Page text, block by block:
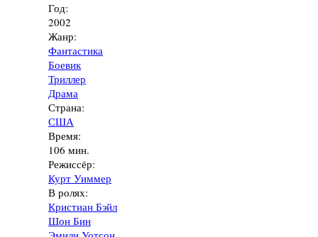
Год:
2002
Жанр:
Фантастика
Боевик
Триллер
Драма
Страна:
США
Время:
106 мин.
Режиссёр:
Курт Уиммер
В ролях:
Кристиан Бэйл
Шон Бин